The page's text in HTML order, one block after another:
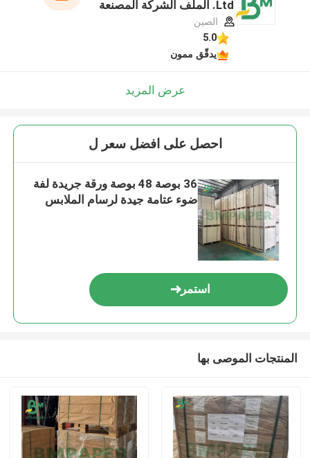
Ltd. الملف الشركة المصنعة
الصين
5.0
يدقّق ممون
عرض المزيد
احصل على افضل سعر ل
36 بوصة 48 بوصة ورقة جريدة لفة
ضوء عتامة جيدة لرسام الملابس
استمر
المنتجات الموصى بها